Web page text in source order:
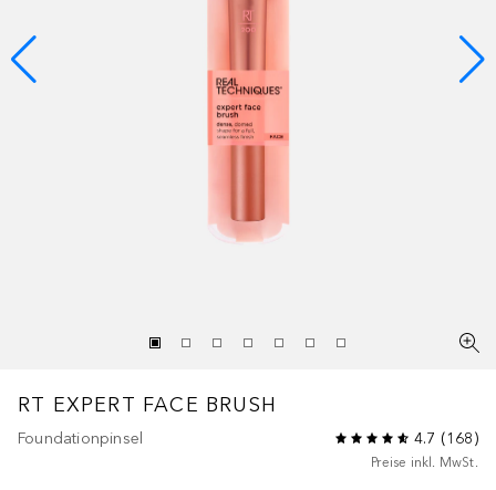
RT EXPERT FACE BRUSH
Foundationpinsel 4.7 (168)
Preise inkl. MwSt.